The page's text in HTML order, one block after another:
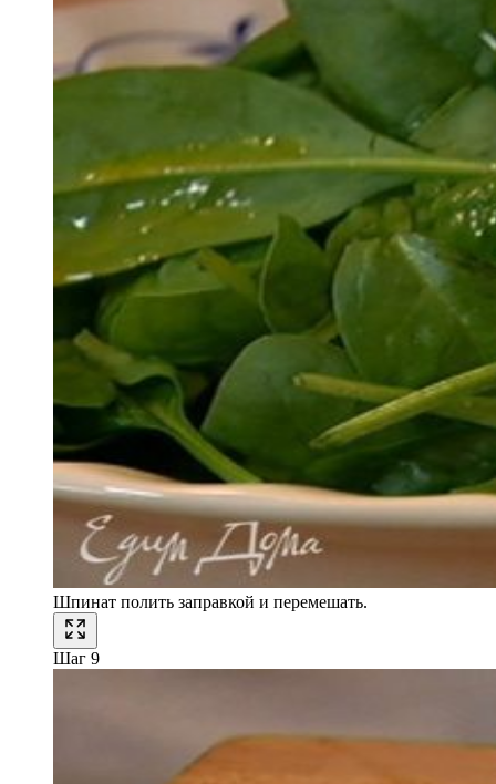
Шпинат полить заправкой и перемешать.
Шаг 9